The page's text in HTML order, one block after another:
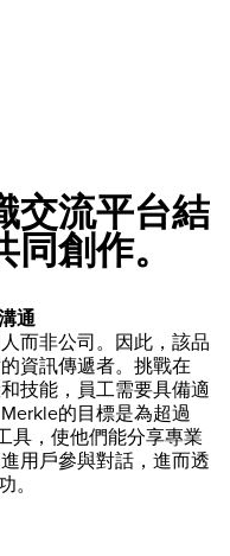
交流平台結
同創作。
通
而非公司。因此，該品
資訊傳遞者。挑戰在
技能，員工需要具備適
的目標是為超過
具，使他們能分享專業
用戶參與對話，進而透